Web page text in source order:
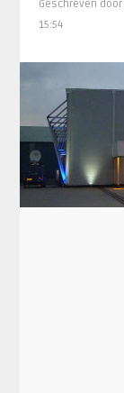
Geschreven door
15:54